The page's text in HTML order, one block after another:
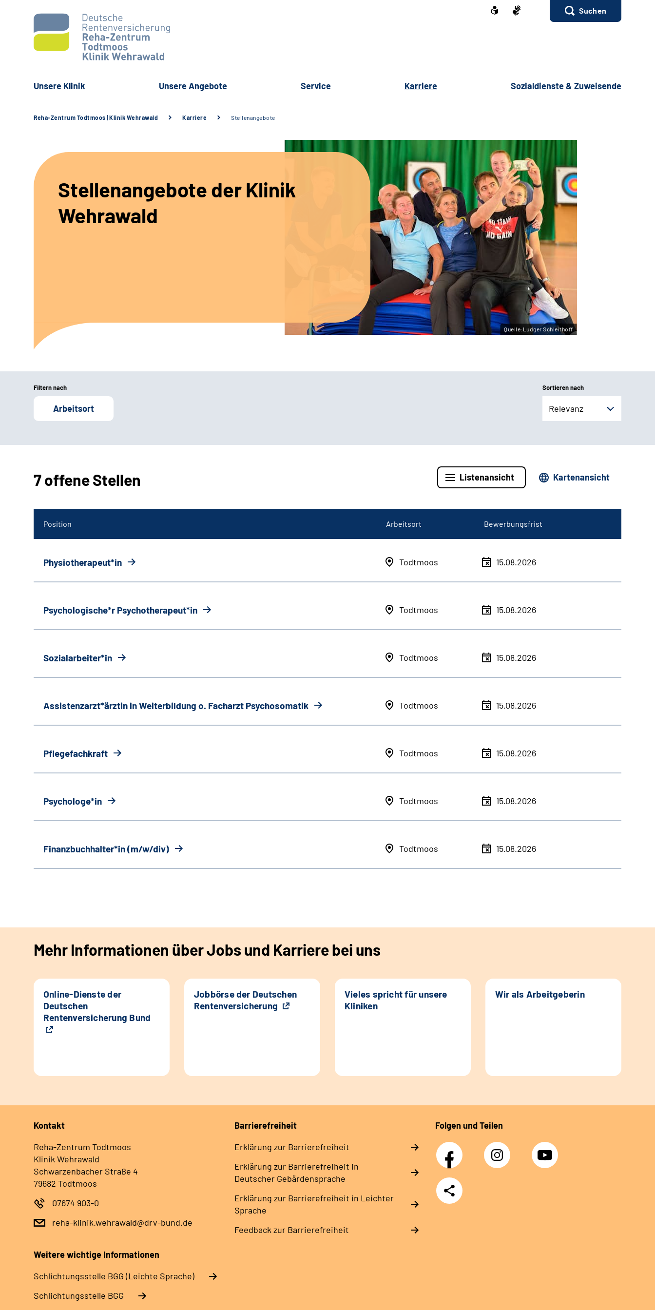
Suchen
Unsere Klinik Unsere Angebote Service Karriere Sozialdienste & Zuweisende
Reha-Zentrum Todtmoos | Klinik Wehrawald Karriere Stellenangebote
Stellenangebote der Klinik
Wehrawald
Quelle:Ludger Schleithoff
Filtern nach
Arbeitsort
Sortieren nach
Relevanz
7 offene Stellen Listenansicht Kartenansicht
Position Arbeitsort Bewerbungsfrist
Physiotherapeut*in Todtmoos 15.08.2026
Psychologische*r Psychotherapeut*in Todtmoos 15.08.2026
Sozialarbeiter*in Todtmoos 15.08.2026
Assistenzarzt*ärztin in Weiterbildung o. Facharzt Psychosomatik Todtmoos 15.08.2026
Pflegefachkraft Todtmoos 15.08.2026
Psychologe*in Todtmoos 15.08.2026
Finanzbuchhalter*in (m/w/div) Todtmoos 15.08.2026
Mehr Informationen über Jobs und Karriere bei uns
Online-Dienste der
Deutschen
Rentenversicherung Bund
Jobbörse der Deutschen
Rentenversicherung
Vieles spricht für unsere
Kliniken
Wir als Arbeitgeberin
Kontakt
Reha-Zentrum Todtmoos
Klinik Wehrawald
Schwarzenbacher Straße 4
79682 Todtmoos
07674 903-0
reha-klinik.wehrawald@drv-bund.de
Barrierefreiheit
Erklärung zur Barrierefreiheit
Erklärung zur Barrierefreiheit in
Deutscher Gebärdensprache
Erklärung zur Barrierefreiheit in Leichter
Sprache
Feedback zur Barrierefreiheit
Folgen und Teilen
Facebook Instagram YouTube
Teilen
Weitere wichtige Informationen
Schlich­tungs­stel­le BGG (Leichte Sprache)
Schlich­tungs­stel­le BGG